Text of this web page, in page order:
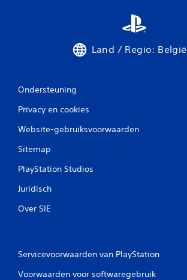
Land / Regio: België
Ondersteuning
Privacy en cookies
Website-gebruiksvoorwaarden
Sitemap
PlayStation Studios
Juridisch
Over SIE
Servicevoorwaarden van PlayStation
Voorwaarden voor softwaregebruik